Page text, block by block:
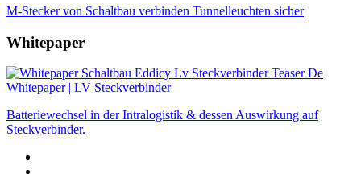
M-Stecker von Schaltbau verbinden Tunnelleuchten sicher
Whitepaper
Whitepaper | LV Steckverbinder
Batteriewechsel in der Intralogistik & dessen Auswirkung auf
Steckverbinder.